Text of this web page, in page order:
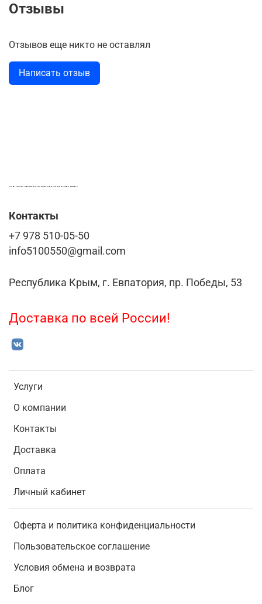
Отзывы
Отзывов еще никто не оставлял
Написать отзыв
Услуги
О компании
Контакты
Доставка
Оплата
Личный кабинет
Оферта и политика конфиденциальности
Пользовательское соглашение
Условия обмена и возврата
Блог
Контакты
+7 978 510-05-50
info5100550@gmail.com
Республика Крым, г. Евпатория, пр. Победы, 53
Доставка по всей России!